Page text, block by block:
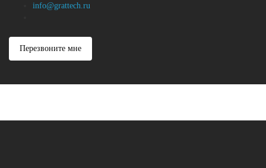
info@grattech.ru
Перезвоните мне